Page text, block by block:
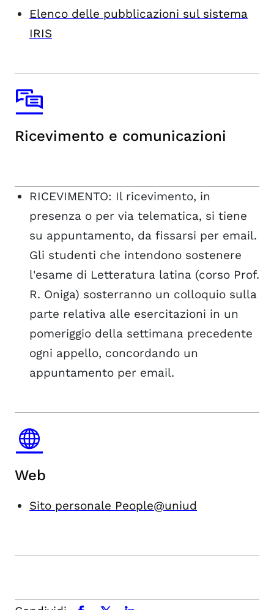
Elenco delle pubblicazioni sul sistema
IRIS
Ricevimento e comunicazioni
RICEVIMENTO: Il ricevimento, in
presenza o per via telematica, si tiene
su appuntamento, da fissarsi per email.
Gli studenti che intendono sostenere
l'esame di Letteratura latina (corso Prof.
R. Oniga) sosterranno un colloquio sulla
parte relativa alle esercitazioni in un
pomeriggio della settimana precedente
ogni appello, concordando un
appuntamento per email.
Web
Sito personale People@uniud